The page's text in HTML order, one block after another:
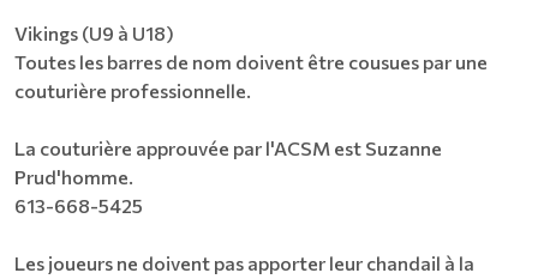
Vikings (U9 à U18)
Toutes les barres de nom doivent être cousues par une
couturière professionnelle.
La couturière approuvée par l'ACSM est Suzanne
Prud'homme.
613-668-5425
Les joueurs ne doivent pas apporter leur chandail à la